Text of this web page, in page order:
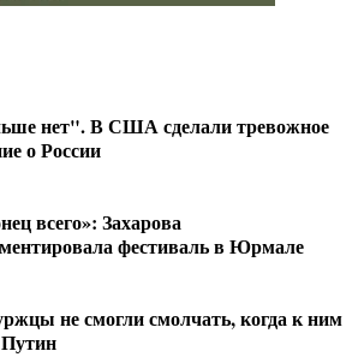
нет". В США сделали тревожное
о России
всего»: Захарова
фестиваль в Юрмале
не смогли смолчать, когда к ним